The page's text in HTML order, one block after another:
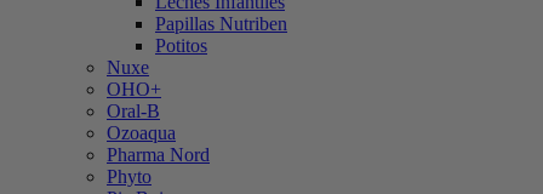
Papillas Nutriben
Potitos
Nuxe
OHO+
Oral-B
Ozoaqua
Pharma Nord
Phyto